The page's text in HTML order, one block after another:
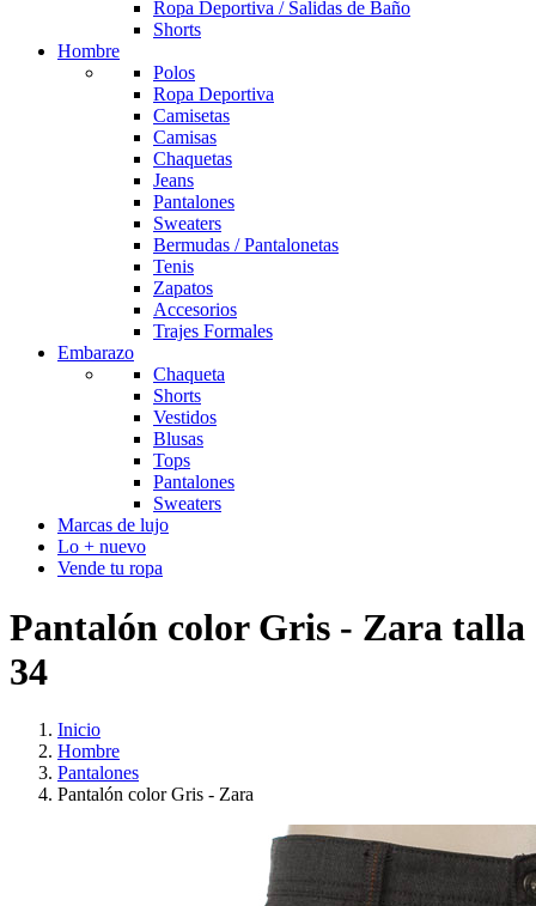
Ropa Deportiva / Salidas de Baño
Shorts
Hombre
Polos
Ropa Deportiva
Camisetas
Camisas
Chaquetas
Jeans
Pantalones
Sweaters
Bermudas / Pantalonetas
Tenis
Zapatos
Accesorios
Trajes Formales
Embarazo
Chaqueta
Shorts
Vestidos
Blusas
Tops
Pantalones
Sweaters
Marcas de lujo
Lo + nuevo
Vende tu ropa
Pantalón color Gris - Zara talla
34
Inicio
Hombre
Pantalones
Pantalón color Gris - Zara